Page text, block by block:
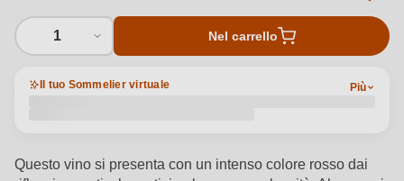
1 Nel carrello
Il tuo Sommelier virtuale Più
Questo vino si presenta con un intenso colore rosso dai